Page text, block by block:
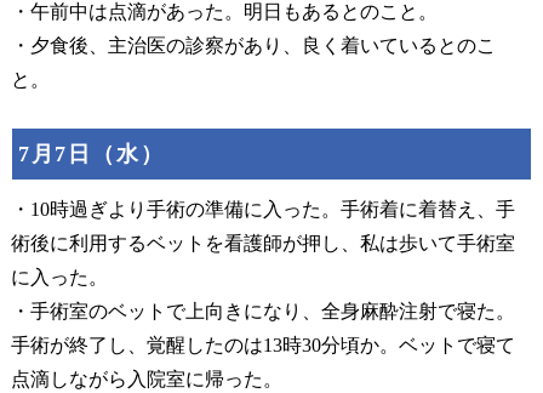
・午前中は点滴があった。明日もあるとのこと。
・夕食後、主治医の診察があり、良く着いているとのこ
と。
7月7日（水）
・10時過ぎより手術の準備に入った。手術着に着替え、手
術後に利用するベットを看護師が押し、私は歩いて手術室
に入った。
・手術室のベットで上向きになり、全身麻酔注射で寝た。
手術が終了し、覚醒したのは13時30分頃か。ベットで寝て
点滴しながら入院室に帰った。